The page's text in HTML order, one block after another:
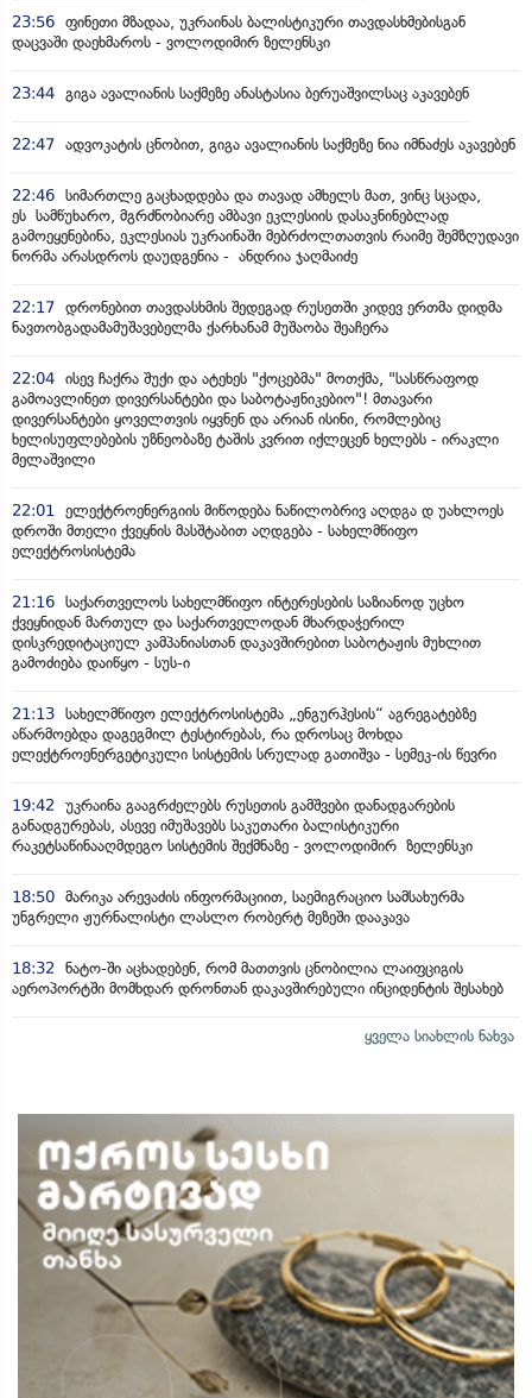
23:56 ფინეთი მზადაა, უკრაინას ბალისტიკური თავდასხმებისგან
დაცვაში დაეხმაროს - ვოლოდიმირ ზელენსკი
23:44 გიგა ავალიანის საქმეზე ანასტასია ბერუაშვილსაც აკავებენ
22:47 ადვოკატის ცნობით, გიგა ავალიანის საქმეზე ნია იმნაძეს აკავებენ
22:46 სიმართლე გაცხადდება და თავად ამხელს მათ, ვინც სცადა,
ეს სამწუხარო, მგრძნობიარე ამბავი ეკლესიის დასაკნინებლად
გამოეყენებინა, ეკლესიას უკრაინაში მებრძოლთათვის რაიმე შემზღუდავი
ნორმა არასდროს დაუდგენია - ანდრია ჯაღმაიძე
22:17 დრონებით თავდასხმის შედეგად რუსეთში კიდევ ერთმა დიდმა
ნავთობგადამამუშავებელმა ქარხანამ მუშაობა შეაჩერა
22:04 ისევ ჩაქრა შუქი და ატეხეს "ქოცებმა" მოთქმა, "სასწრაფოდ
გამოავლინეთ დივერსანტები და საბოტაჟნიკებიო"! მთავარი
დივერსანტები ყოველთვის იყვნენ და არიან ისინი, რომლებიც
ხელისუფლებების უზნეობაზე ტაშის კვრით იქლეცენ ხელებს - ირაკლი
მელაშვილი
22:01 ელექტროენერგიის მიწოდება ნაწილობრივ აღდგა დ უახლოეს
დროში მთელი ქვეყნის მასშტაბით აღდგება - სახელმწიფო
ელექტროსისტემა
21:16 საქართველოს სახელმწიფო ინტერესების საზიანოდ უცხო
ქვეყნიდან მართულ და საქართველოდან მხარდაჭერილ
დისკრედიტაციულ კამპანიასთან დაკავშირებით საბოტაჟის მუხლით
გამოძიება დაიწყო - სუს-ი
21:13 სახელმწიფო ელექტროსისტემა „ენგურჰესის“ აგრეგატებზე
აწარმოებდა დაგეგმილ ტესტირებას, რა დროსაც მოხდა
ელექტროენერგეტიკული სისტემის სრულად გათიშვა - სემეკ-ის წევრი
19:42 უკრაინა გააგრძელებს რუსეთის გამშვები დანადგარების
განადგურებას, ასევე იმუშავებს საკუთარი ბალისტიკური
რაკეტსაწინააღმდეგო სისტემის შექმნაზე - ვოლოდიმირ ზელენსკი
18:50 მარიკა არევაძის ინფორმაციით, საემიგრაციო სამსახურმა
უნგრელი ჟურნალისტი ლასლო რობერტ მეზეში დააკავა
18:32 ნატო-ში აცხადებენ, რომ მათთვის ცნობილია ლაიფციგის
აეროპორტში მომხდარ დრონთან დაკავშირებული ინციდენტის შესახებ
ყველა სიახლის ნახვა